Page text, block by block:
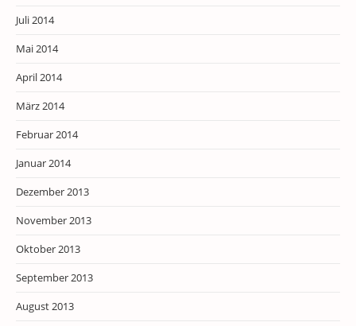
Juli 2014
Mai 2014
April 2014
März 2014
Februar 2014
Januar 2014
Dezember 2013
November 2013
Oktober 2013
September 2013
August 2013